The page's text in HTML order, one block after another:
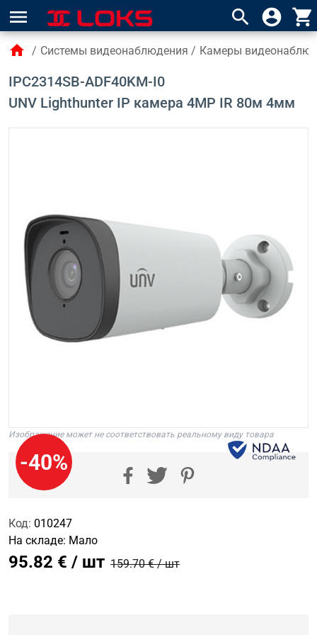
menu search account_circle shopping_cart
home / Системы видеонаблюдения / Камеры
IPC2314SB-ADF40KM-I0
UNV Lighthunter IP камера 4MP IR 80м 4мм
-40%
Изображение может не соответствовать реальному виду товара
Код: 010247
На складе: Мало
95.82 € / шт 159.70 € / шт